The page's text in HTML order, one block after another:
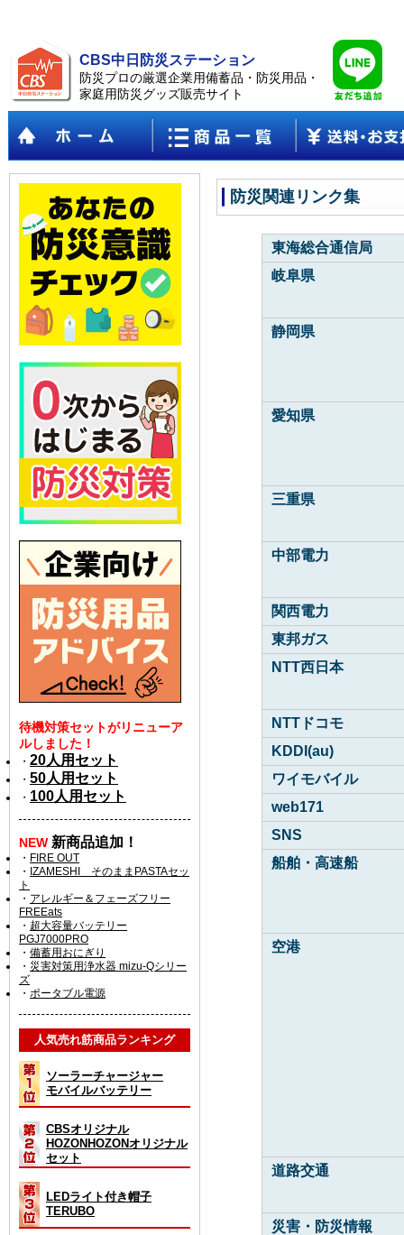
CBS中日防災ステーション
防災プロの厳選企業用備蓄品・防災用品・
家庭用防災グッズ販売サイト
防災関連リンク集
東海総合通信局
岐阜県
静岡県
愛知県
三重県
中部電力
関西電力
東邦ガス
NTT西日本
NTTドコモ
KDDI(au)
ワイモバイル
web171
SNS
船舶・高速船
空港
道路交通
災害・防災情報
待機対策セットがリニューア
ルしました！
・ 20人用セット
・ 50人用セット
・ 100人用セット
NEW 新商品追加！
・ FIRE OUT
・ IZAMESHI そのままPASTAセッ
ト
・ アレルギー＆フェーズフリー
FREEats
・ 超大容量バッテリー
PGJ7000PRO
・ 備蓄用おにぎり
・ 災害対策用浄水器 mizu-Qシリー
ズ
・ ポータブル電源
人気売れ筋商品ランキング
ソーラーチャージャー
モバイルバッテリー
CBSオリジナル
HOZONHOZONオリジナル
セット
LEDライト付き帽子
TERUBO